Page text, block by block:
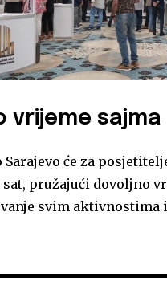
vrijeme sajma
Sarajevo će za
sat, pružajući dovoljno
svim aktivnostima